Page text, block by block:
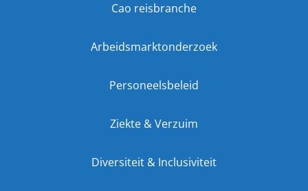
Cao reisbranche
Arbeidsmarktonderzoek
Personeelsbeleid
Ziekte & Verzuim
Diversiteit & Inclusiviteit